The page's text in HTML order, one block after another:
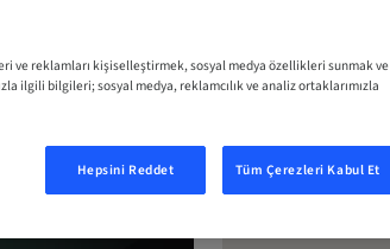
ve reklamları kişiselleştirmek, sosyal medya özellikleri sunmak ve
ilgili bilgileri; sosyal medya, reklamcılık ve analiz ortaklarımızla
Hepsini Reddet Tüm Çerezleri Kabul Et